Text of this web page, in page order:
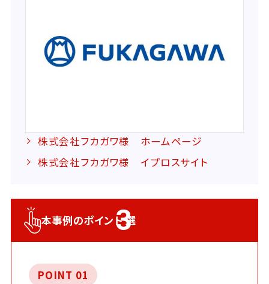
株式会社フカガワ様 ホームページ
株式会社フカガワ様 イプロスサイト
本事例のポイント3
選
POINT 01